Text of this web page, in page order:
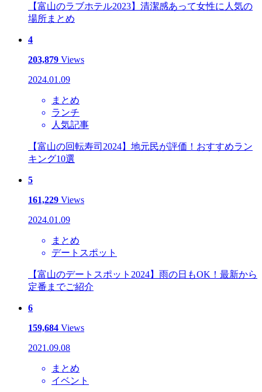
【富山のラブホテル2023】清潔感あって女性に人気の
場所まとめ
4
203,879 Views
2024.01.09
まとめ
ランチ
人気記事
【富山の回転寿司2024】地元民が評価！おすすめラン
キング10選
5
161,229 Views
2024.01.09
まとめ
デートスポット
【富山のデートスポット2024】雨の日もOK！最新から
定番までご紹介
6
159,684 Views
2021.09.08
まとめ
イベント